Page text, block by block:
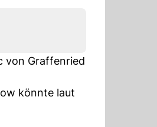
von Graffenried
könnte laut